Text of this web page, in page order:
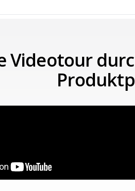
Videotour